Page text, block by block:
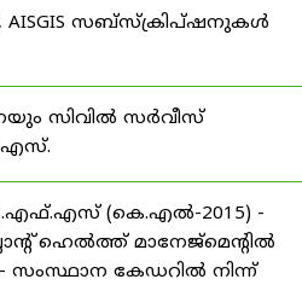
AISGIS സബ്‌സ്‌ക്രിപ്‌ഷനുകൾ
സിവിൽ സർവീസ്
(കെ.എൽ-2015) -
ഹെൽത്ത് മാനേജ്‌മെന്റിൽ
സംസ്ഥാന കേഡറിൽ നിന്ന്